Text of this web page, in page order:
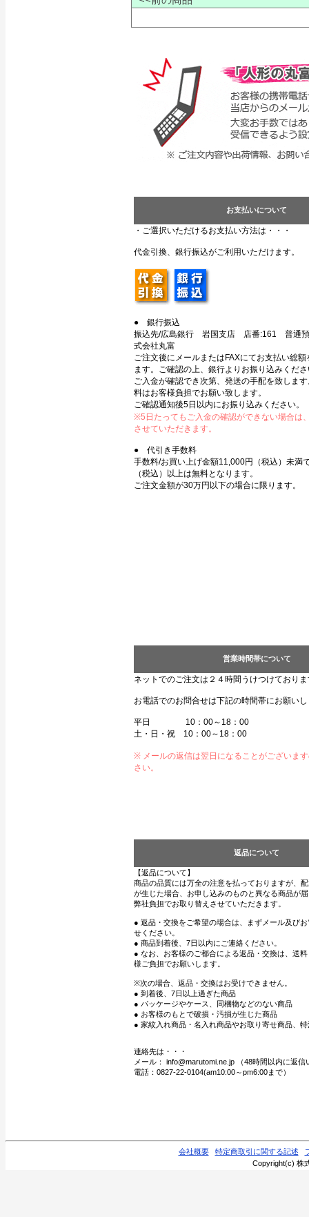
お支払いについて
・ご選択いただけるお支払い方法は・・・
代金引換、銀行振込がご利用いただけます。
● 銀行振込
振込先/広島銀行 岩国支店 店番:161 普通
式会社丸富
ご注文後にメールまたはFAXにてお支払い総
ます。ご確認の上、銀行よりお振り込みくだ
ご入金が確認でき次第、発送の手配を致しま
料はお客様負担でお願い致します。
ご確認通知後5日以内にお振り込みください。
※5日たってもご入金の確認ができない場合は
させていただきます。
● 代引き手数料
手数料/お買い上げ金額11,000円（税込）未満
（税込）以上は無料となります。
ご注文金額が30万円以下の場合に限ります。
営業時間帯について
ネットでのご注文は２４時間うけつけており
お電話でのお問合せは下記の時間帯にお願い
平日 10：00～18：00
土・日・祝 10：00～18：00
※ メールの返信は翌日になることがございま
さい。
返品について
【返品について】
商品の品質には万全の注意を払っておりますが、
が生じた場合、お申し込みのものと異なる商品が
弊社負担でお取り替えさせていただきます。
● 返品・交換をご希望の場合は、まずメール及び
せください。
● 商品到着後、7日以内にご連絡ください。
● なお、お客様のご都合による返品・交換は、送
様ご負担でお願いします。
※次の場合、返品・交換はお受けできません。
● 到着後、7日以上過ぎた商品
● パッケージやケース、同梱物などのない商品
● お客様のもとで破損・汚損が生じた商品
● 家紋入れ商品・名入れ商品やお取り寄せ商品、
連絡先は・・・
メール： info@marutomi.ne.jp （48時間以内に返信
電話：0827-22-0104(am10:00～pm6:00まで）
会社概要 特定商取引に関する記述
Copyright(c) 株